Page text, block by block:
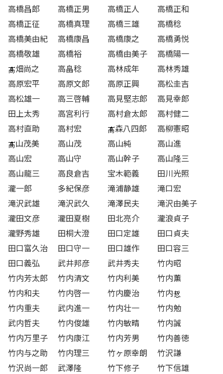
高橋昌郎
高橋正男 高橋正人
高橋正和
高橋正征
高橋真理 高橋三雄
高橋稔
高橋美由紀
高橋康昌 高橋康之
高橋勇悦
高橋敬雄
高橋裕 高橋由美子
高橋陽一
畑尚之
高畠稔 高林成年
高林秀雄
高原宏平
高原文郎 高原正興
高松圭吉
高松雄一
高三啓輔 高見堅志郎
高見幸郎
田上太秀
高宮利行 高村倉太郎
高村健二
高村直助
高村宏 森八四郎
高柳憲昭
山茂美
高山茂 高山純
高山進
高山宏
高山守 高山幹子
高山隆三
高山龍三
高良倉吉 宝木範義
田川光照
瀧一郎
多紀保彦 滝浦静雄
滝口宏
滝沢武雄
滝沢武久 滝澤民夫
滝沢由美子
瀧田文彦
瀧田夏樹 田北亮介
瀧浪貞子
瀧野秀雄
田桐大澄 田口定雄
田口貞夫
田口富久治
田口守一 田口雄作
田口容三
田口義弘
武井邦彦 武井秀夫
竹内昭
竹内芳太郎
竹内清文 竹内利美
竹内薫
竹内和夫
竹内啓一 竹内慶治
竹内
竹内重夫
武内進一 竹内壮一
竹内勉
武内哲夫
竹内俊雄 竹内敏晴
竹内誠
竹内万里子
竹内康江 竹内芳男
竹内善徳
竹内与之助
竹内理三 竹ヶ原幸朗
竹沢謙
竹沢尚一郎
武澤隆 竹下修子
竹下信雄